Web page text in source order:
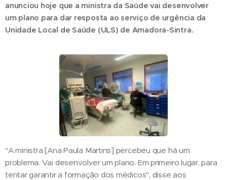
anunciou hoje que a ministra da Saúde vai desenvolver
um plano para dar resposta ao serviço de urgência da
Unidade Local de Saúde (ULS) de Amadora-Sintra.
"A ministra [Ana Paula Martins] percebeu que há um
problema. Vai desenvolver um plano. Em primeiro lugar, para
tentar garantir a formação dos médicos", disse aos